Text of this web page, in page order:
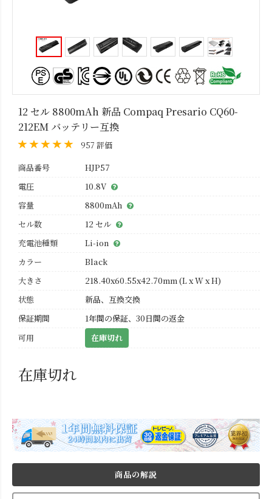
12 セル 8800mAh 新品 Compaq Presario CQ60-
212EM バッテリー互換
957 評価
商品番号
HJP57
電圧
10.8V
容量
8800mAh
セル数
12 セル
充電池種類
Li-ion
カラー
Black
大きさ
218.40x60.55x42.70mm (L x W x H)
状態
新品、互換交換
保証期間
1年間の保証、30日間の返金
可用
在庫切れ
在庫切れ
商品の解説